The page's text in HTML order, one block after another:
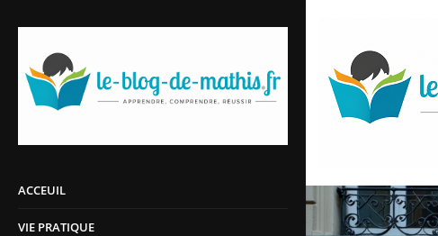
ACCEUIL
VIE PRATIQUE